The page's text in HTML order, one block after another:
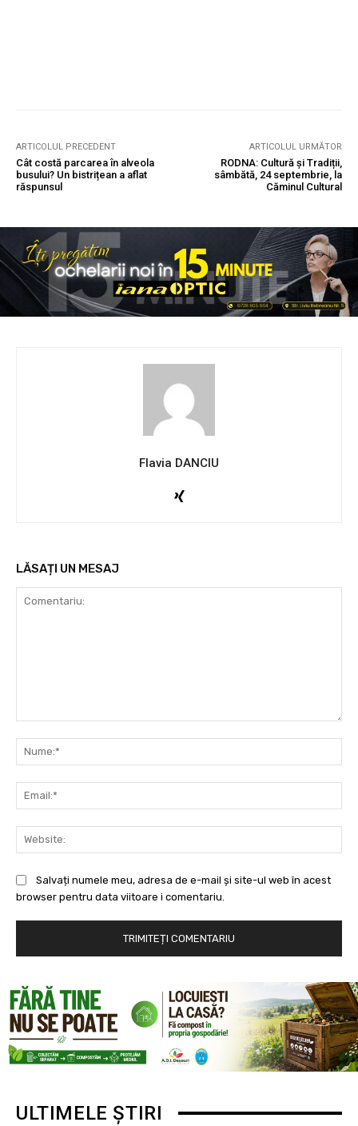
ARTICOLUL PRECEDENT
Cât costă parcarea în alveola
busului? Un bistrițean a aflat
răspunsul
ARTICOLUL URMĂTOR
RODNA: Cultură și Tradiții,
sâmbătă, 24 septembrie, la
Căminul Cultural
Flavia DANCIU
LĂSAȚI UN MESAJ
Salvați numele meu, adresa de e-mail și site-ul web în acest
browser pentru data viitoare i comentariu.
ULTIMELE ȘTIRI